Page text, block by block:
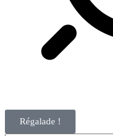
Régalade !